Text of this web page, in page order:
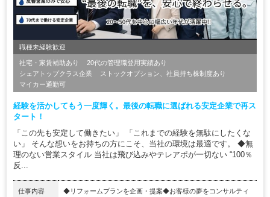
職種未経験歓迎
社宅・家賃補助あり
20代の管理職登用実績あり
シェアトップクラス企業
ストックオプション、社員持ち株制度あり
マイカー通勤可
経験を活かしてもう一度輝く。最後の転職に選ばれる安定企業で再ス
タート！
「この先も安定して働きたい」 「これまでの経験を無駄にしたくな
い」 そんな想いをお持ちの方にこそ、当社の環境は最適です。 ◆無
理のない営業スタイル 当社は飛び込みやテレアポが一切ない “100％
反...
仕事内容
◆リフォームプランを企画・提案◆お客様の夢をコンサルティ